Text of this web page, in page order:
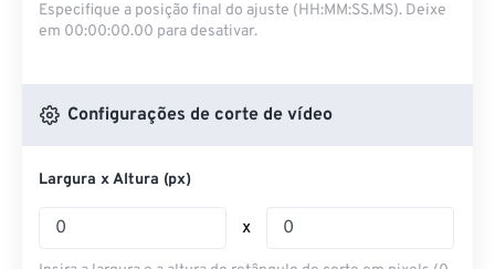
Especifique a posição final do ajuste (HH:MM:SS.MS). Deixe
em 00:00:00.00 para desativar.
Configurações de corte de vídeo
Largura x Altura (px)
x